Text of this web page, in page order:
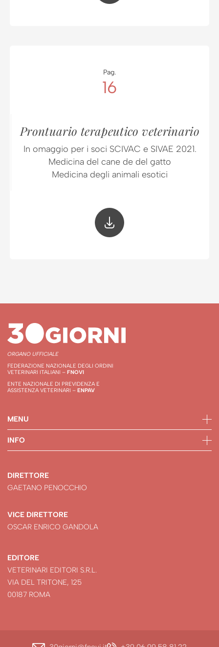
Pag.
16
Prontuario terapeutico veterinario
In omaggio per i soci SCIVAC e SIVAE 2021.
Medicina del cane de del gatto
Medicina degli animali esotici
ORGANO UFFICIALE
FEDERAZIONE NAZIONALE DEGLI ORDINI
VETERINARI ITALIANI – FNOVI
ENTE NAZIONALE DI PREVIDENZA E
ASSISTENZA VETERINARI – ENPAV
MENU
INFO
DIRETTORE
GAETANO PENOCCHIO
VICE DIRETTORE
OSCAR ENRICO GANDOLA
EDITORE
VETERINARI EDITORI S.R.L.
VIA DEL TRITONE, 125
00187 ROMA